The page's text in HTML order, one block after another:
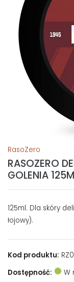
RasoZero
RASOZERO
GOLENIA
125ml. Dla skóry
łojowy).
Kod produktu:
Dostępność:
W